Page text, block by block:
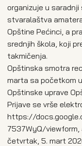
organizuje u
stvaralaštva
Opštine Pećinci, a
srednjih škola, koji
takmičenja.
Opštinska smotra
marta sa početkom
Opštinske uprave
Prijave se vrše
https://
7537WyQ/
četvrtak, 5. mart